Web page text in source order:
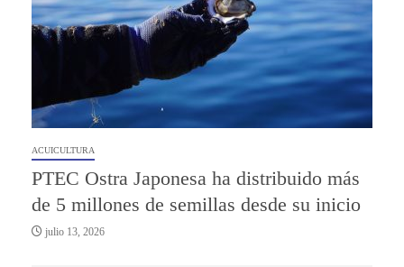
ACUICULTURA
PTEC Ostra Japonesa ha distribuido más
de 5 millones de semillas desde su inicio
julio 13, 2026